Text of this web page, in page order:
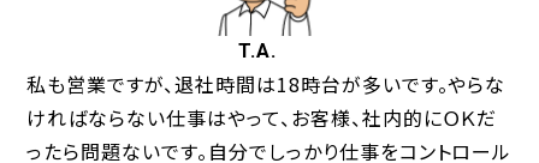
T.A.
私も営業ですが、退社時間は18時台が多いです。やらな
ければならない仕事はやって、お客様、社内的にＯＫだ
ったら問題ないです。自分でしっかり仕事をコントロール